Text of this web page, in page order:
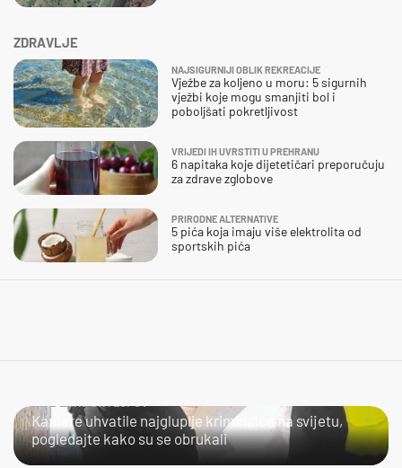
ZDRAVLJE
NAJSIGURNIJI OBLIK REKREACIJE
Vježbe za koljeno u moru: 5 sigurnih
vježbi koje mogu smanjiti bol i
poboljšati pokretljivost
VRIJEDI IH UVRSTITI U PREHRANU
6 napitaka koje dijetetičari preporučuju
za zdrave zglobove
PRIRODNE ALTERNATIVE
5 pića koja imaju više elektrolita od
sportskih pića
Kamere uhvatile najgluplje kriminalce na svijetu,
pogledajte kako su se obrukali